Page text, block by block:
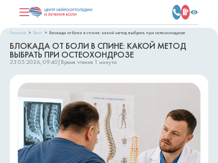
Главная Блог Блокада от боли в спине: какой метод выбрать при остеохондрозе
БЛОКАДА ОТ БОЛИ В СПИНЕ: КАКОЙ МЕТОД
ВЫБРАТЬ ПРИ ОСТЕОХОНДРОЗЕ
23.05.2026, 09:40| Время чтения 1 минута